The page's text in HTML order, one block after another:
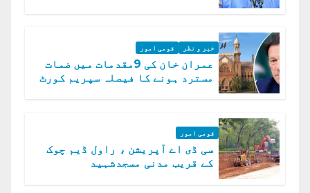
خبر و نظر قومی امور
عمران خان کی 9مقدمات میں ضمات
مسترد ہونے کا فیصلہ سپریم کورٹ
قومی امور
سی ڈی اے آپریشن ، راول ڈیم چوک
کے قریب مدنی مسجدشہید